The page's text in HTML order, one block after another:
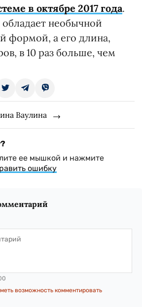
в октябре 2017 года.
необычной
формой, а его длина,
в 10 раз больше, чем
Ваулина
ее мышкой и нажмите
ошибку
возможность комментировать